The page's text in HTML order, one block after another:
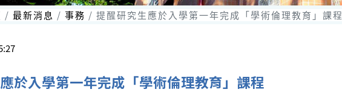
最新消息 事務 提醒研究生應於入學第一年完成「學術倫理教育」課程
於入學第一年完成「學術倫理教育」課程